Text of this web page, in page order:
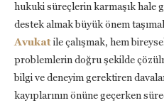
hukuki süreçlerin karmaşık hale
destek almak büyük önem
Avukatile çalışmak, hem
problemlerin doğru şekilde
bilgi ve deneyim gerektiren
kayıplarının önüne geçerken